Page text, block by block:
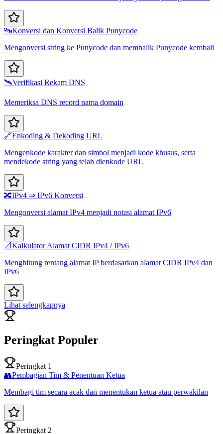
🔤Konversi dan Konversi Balik Punycode
Mengonversi string ke Punycode dan membalik Punycode kembali
🛰️Verifikasi Rekam DNS
Memeriksa DNS record nama domain
🔗Enkoding & Dekoding URL
Mengenkode karakter dan simbol menjadi kode khusus, serta
mendekode string yang telah dienkode URL
🔀IPv4 ⇒ IPv6 Konversi
Mengonversi alamat IPv4 menjadi notasi alamat IPv6
📐Kalkulator Alamat CIDR IPv4 / IPv6
Menghitung rentang alamat IP berdasarkan alamat CIDR IPv4 dan
IPv6
Lihat selengkapnya
Peringkat Populer
Peringkat 1
👥Pembagian Tim & Penentuan Ketua
Membagi tim secara acak dan menentukan ketua atau perwakilan
Peringkat 2